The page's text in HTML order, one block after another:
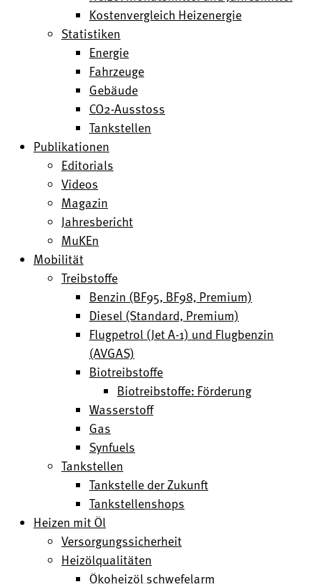
Kostenvergleich Heizenergie
Statistiken
Energie
Fahrzeuge
Gebäude
CO2-Ausstoss
Tankstellen
Publikationen
Editorials
Videos
Magazin
Jahresbericht
MuKEn
Mobilität
Treibstoffe
Benzin (BF95, BF98, Premium)
Diesel (Standard, Premium)
Flugpetrol (Jet A-1) und Flugbenzin
(AVGAS)
Biotreibstoffe
Biotreibstoffe: Förderung
Wasserstoff
Gas
Synfuels
Tankstellen
Tankstelle der Zukunft
Tankstellenshops
Heizen mit Öl
Versorgungssicherheit
Heizölqualitäten
Ökoheizöl schwefelarm